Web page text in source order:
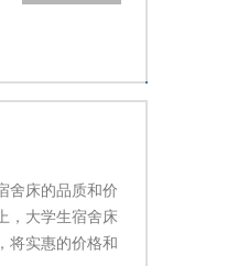
舍床的品质和价
，大学生宿舍床
将实惠的价格和